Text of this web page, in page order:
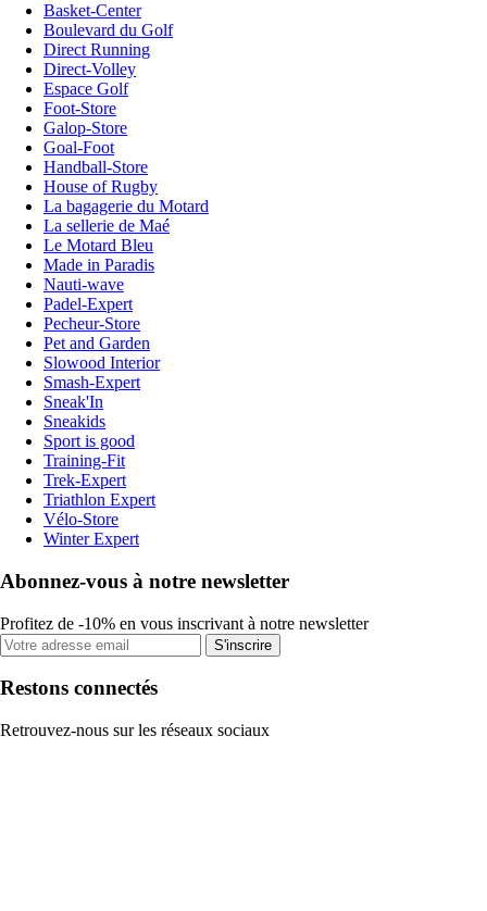
Basket-Center
Boulevard du Golf
Direct Running
Direct-Volley
Espace Golf
Foot-Store
Galop-Store
Goal-Foot
Handball-Store
House of Rugby
La bagagerie du Motard
La sellerie de Maé
Le Motard Bleu
Made in Paradis
Nauti-wave
Padel-Expert
Pecheur-Store
Pet and Garden
Slowood Interior
Smash-Expert
Sneak'In
Sneakids
Sport is good
Training-Fit
Trek-Expert
Triathlon Expert
Vélo-Store
Winter Expert
Abonnez-vous à notre newsletter
Profitez de -10% en vous inscrivant à notre newsletter
S'inscrire
Restons connectés
Retrouvez-nous sur les réseaux sociaux